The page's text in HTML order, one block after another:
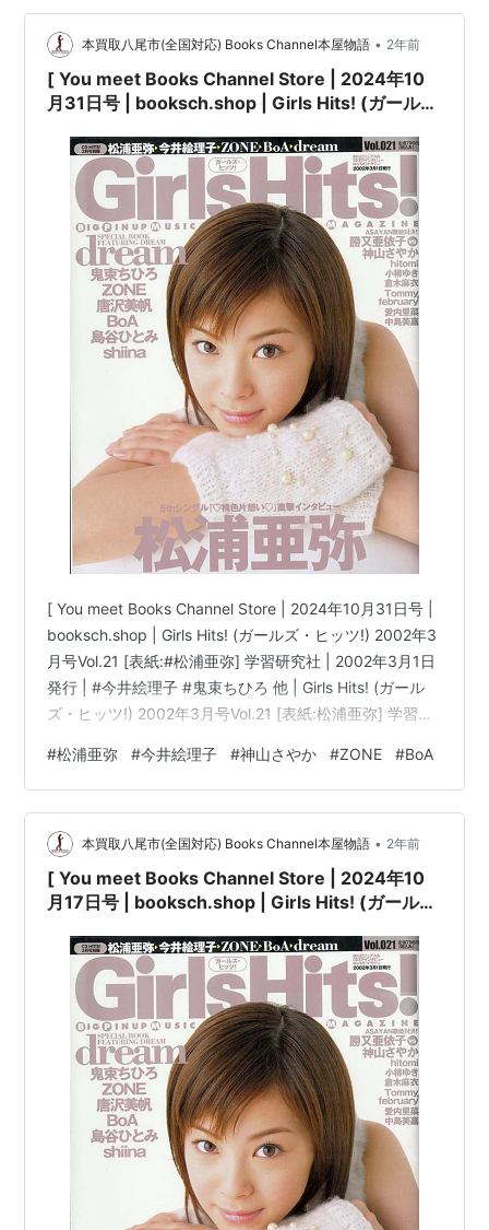
け有][※…
本買取八尾市(全国対応) Books Channel本屋物語 • 2年前
[ You meet Books Channel Store | 2024年10
月31日号 | booksch.shop | Girls Hits! (ガール
弥] 学習研究社 | 2002年3月1日発行 | #今井絵理
子 #鬼束ちひろ 他 |
[ You meet Books Channel Store | 2024年10月31日号 |
booksch.shop | Girls Hits! (ガールズ・ヒッツ!) 2002年3
月号Vol.21 [表紙:#松浦亜弥] 学習研究社 | 2002年3月1日
発行 | #今井絵理子 #鬼束ちひろ 他 | Girls Hits! (ガール
ズ・ヒッツ!) 2002年3月号Vol.21 [表紙:松浦亜弥] 学習研
古書][※良い]出品。[※雑誌出品][※出版社:学習研究社]
[※2002年3月1日発行][※ページ折れ有][※経年に準じた焼
け有][※…
#松浦亜弥 #今井絵理子 #神山さやか #ZONE #BoA
本買取八尾市(全国対応) Books Channel本屋物語 • 2年前
[ You meet Books Channel Store | 2024年10
月17日号 | booksch.shop | Girls Hits! (ガール
弥] 学習研究社 | 2002年3月1日発行 | #今井絵理
子 #鬼束ちひろ 他 |